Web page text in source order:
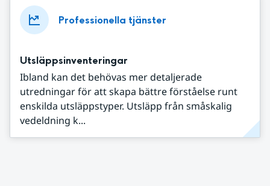
Professionella tjänster
Utsläppsinventeringar
Ibland kan det behövas mer detaljerade
utredningar för att skapa bättre förståelse runt
enskilda utsläppstyper. Utsläpp från småskalig
vedeldning k...